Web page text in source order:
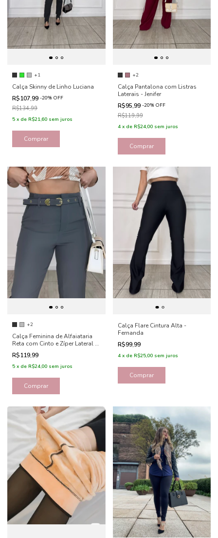
+1
Calça Skinny de Linho Luciana
R$107,99 -20% OFF
R$134,99
5 x de R$21,60 sem juros
Comprar
+2
Calça Pantalona com Listras
Laterais - Jenifer
R$95,99 -20% OFF
R$119,99
4 x de R$24,00 sem juros
Comprar
+2
Calça Feminina de Alfaiataria
Reta com Cinto e Zíper Lateral -
Amanda
R$119,99
5 x de R$24,00 sem juros
Comprar
Calça Flare Cintura Alta -
Fernanda
R$99,99
4 x de R$25,00 sem juros
Comprar